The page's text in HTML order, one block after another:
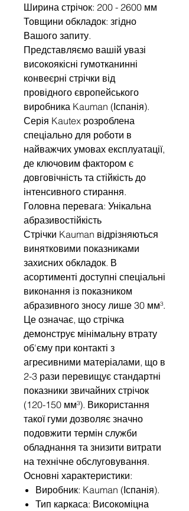
Ширина стрічок: 200 - 2600 мм
Товщини обкладок: згідно
Вашого запиту.
Представляємо вашій увазі
високоякісні гумотканинні
конвеєрні стрічки від
провідного європейського
виробника Kauman (Іспанія).
Серія Kautex розроблена
спеціально для роботи в
найважчих умовах експлуатації,
де ключовим фактором є
довговічність та стійкість до
інтенсивного стирання.
Головна перевага: Унікальна
абразивостійкість
Стрічки Kauman відрізняються
винятковими показниками
захисних обкладок. В
асортименті доступні спеціальні
виконання із показником
абразивного зносу лише 30 мм³.
Це означає, що стрічка
демонструє мінімальну втрату
об'єму при контакті з
агресивними матеріалами, що в
2-3 рази перевищує стандартні
показники звичайних стрічок
(120-150 мм³). Використання
такої гуми дозволяє значно
подовжити термін служби
обладнання та знизити витрати
на технічне обслуговування.
Основні характеристики:
Виробник: Kauman (Іспанія).
Тип каркаса: Високоміцна